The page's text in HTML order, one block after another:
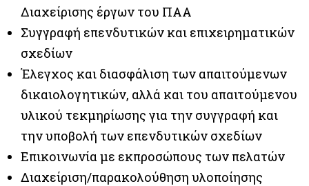
Διαχείρισης έργων του ΠΑΑ
Συγγραφή επενδυτικών και επιχειρηματικών
σχεδίων
Έλεγχος και διασφάλιση των απαιτούμενων
δικαιολογητικών, αλλά και του απαιτούμενου
υλικού τεκμηρίωσης για την συγγραφή και
την υποβολή των επενδυτικών σχεδίων
Επικοινωνία με εκπροσώπους των πελατών
Διαχείριση/παρακολούθηση υλοποίησης